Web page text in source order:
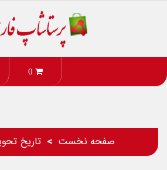
0
صفحه نخست تاریخ